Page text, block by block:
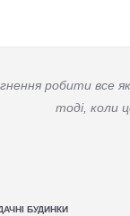
робити все
тоді, коли
БУДИНКИ